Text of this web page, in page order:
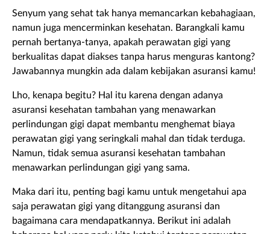
Senyum yang sehat tak hanya memancarkan kebahagiaan,
namun juga mencerminkan kesehatan. Barangkali kamu
pernah bertanya-tanya, apakah perawatan gigi yang
berkualitas dapat diakses tanpa harus menguras kantong?
Jawabannya mungkin ada dalam kebijakan asuransi kamu!
Lho, kenapa begitu? Hal itu karena dengan adanya
asuransi kesehatan tambahan yang menawarkan
perlindungan gigi dapat membantu menghemat biaya
perawatan gigi yang seringkali mahal dan tidak terduga.
Namun, tidak semua asuransi kesehatan tambahan
menawarkan perlindungan gigi yang sama.
Maka dari itu, penting bagi kamu untuk mengetahui apa
saja perawatan gigi yang ditanggung asuransi dan
bagaimana cara mendapatkannya. Berikut ini adalah